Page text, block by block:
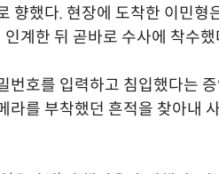
향했다. 현장에 도착한 이민형
계한 뒤 곧바로 수사에 착수했
번호를 입력하고 침입했다는
라를 부착했던 흔적을 찾아내